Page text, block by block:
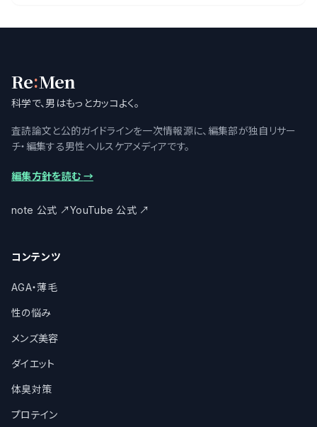
Re:Men
科学で、男はもっとカッコよく。
査読論文と公的ガイドラインを一次情報源に、編集部が独自リサー
チ・編集する男性ヘルスケアメディアです。
編集方針を読む →
note 公式 ↗YouTube 公式 ↗
コンテンツ
AGA・薄毛
性の悩み
メンズ美容
ダイエット
体臭対策
プロテイン